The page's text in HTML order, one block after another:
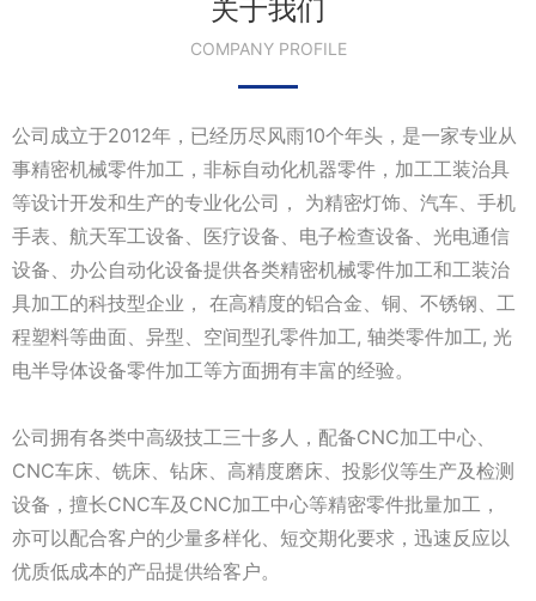
关于我们
COMPANY PROFILE
公司成立于2012年，已经历尽风雨10个年头，是一家专业从
事精密机械零件加工，非标自动化机器零件，加工工装治具
等设计开发和生产的专业化公司， 为精密灯饰、汽车、手机
手表、航天军工设备、医疗设备、电子检查设备、光电通信
设备、办公自动化设备提供各类精密机械零件加工和工装治
具加工的科技型企业， 在高精度的铝合金、铜、不锈钢、工
程塑料等曲面、异型、空间型孔零件加工, 轴类零件加工, 光
电半导体设备零件加工等方面拥有丰富的经验。
公司拥有各类中高级技工三十多人，配备CNC加工中心、
CNC车床、铣床、钻床、高精度磨床、投影仪等生产及检测
设备，擅长CNC车及CNC加工中心等精密零件批量加工，
亦可以配合客户的少量多样化、短交期化要求，迅速反应以
优质低成本的产品提供给客户。